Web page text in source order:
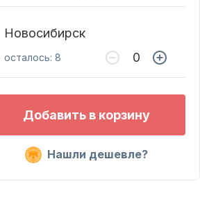
для лодочных
моторов
Новосибирск
осталось: 8
Добавить в корзину
Нашли дешевле?